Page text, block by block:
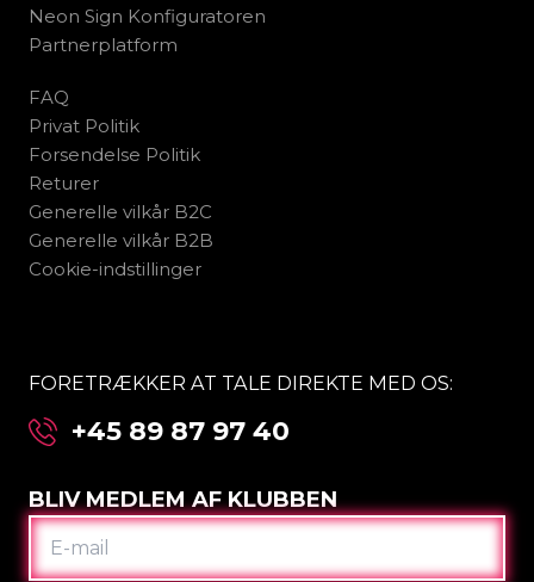
Neon Sign Konfiguratoren
Partnerplatform
FAQ
Privat Politik
Forsendelse Politik
Returer
Generelle vilkår B2C
Generelle vilkår B2B
Cookie-indstillinger
FORETRÆKKER AT TALE DIREKTE MED OS:
+45 89 87 97 40
BLIV MEDLEM AF KLUBBEN
E-
MAIL